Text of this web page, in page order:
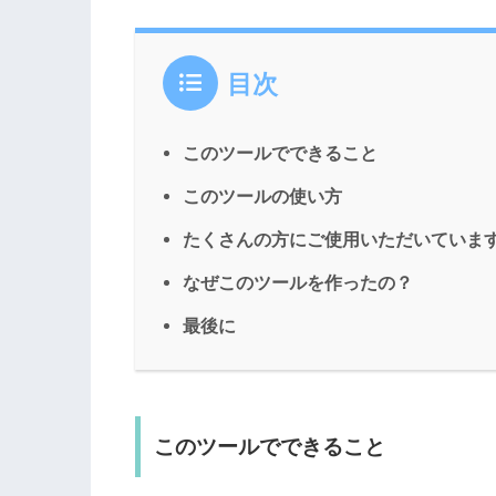
目次
このツールでできること
このツールの使い方
たくさんの方にご使用いただいていま
なぜこのツールを作ったの？
最後に
このツールでできること